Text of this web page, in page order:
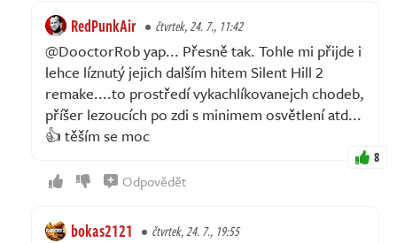
RedPunkAir čtvrtek, 24. 7., 11:42
@DooctorRob yap... Přesně tak. Tohle mi přijde i
lehce líznutý jejich dalším hitem Silent Hill 2
remake....to prostředí vykachlíkovanejch chodeb,
příšer lezoucích po zdi s minimem osvětlení atd...
👍 těším se moc
8
Odpovědět
bokas2121 čtvrtek, 24. 7., 19:55